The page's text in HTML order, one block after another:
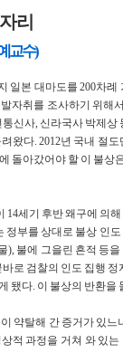
리
교수)
일본 대마도를 200차
자취를 조사하기 위해
신사, 신라국사 박제
왔다. 2012년 국내 절
돌아갔어야 할 이 불상
14세기 후반 왜구에 의
정부를 상대로 불상 인
), 불에 그을린 흔적 등
로 검찰의 인도 집행
됐다. 이 불상의 반환
약탈해 간 증거가 있
적 과정을 거쳐 와 있